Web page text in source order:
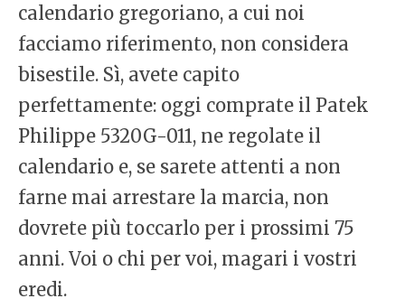
calendario gregoriano, a cui noi
facciamo riferimento, non considera
bisestile. Sì, avete capito
perfettamente: oggi comprate il Patek
Philippe 5320G-011, ne regolate il
calendario e, se sarete attenti a non
farne mai arrestare la marcia, non
dovrete più toccarlo per i prossimi 75
anni. Voi o chi per voi, magari i vostri
eredi.